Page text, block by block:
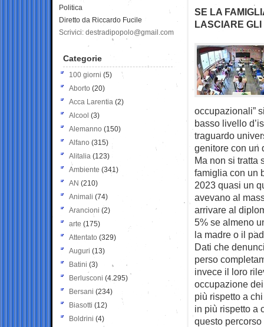
SE LA
LASCIARE
occupazionali”
basso livello
traguardo
genitore con un
Ma non si tratta
famiglia con un
2023 quasi un
avevano al
arrivare al
5% se almeno
la madre o il
Dati che
perso
invece il loro
occupazione
più rispetto a
in più rispetto a
questo
Politica
Diretto da Riccardo Fucile
Scrivici: destradipopolo@gmail.com
Categorie
100 giorni (5)
Aborto (20)
Acca Larentia (2)
Alcool (3)
Alemanno (150)
Alfano (315)
Alitalia (123)
Ambiente (341)
AN (210)
Animali (74)
Arancioni (2)
arte (175)
Attentato (329)
Auguri (13)
Batini (3)
Berlusconi (4.295)
Bersani (234)
Biasotti (12)
Boldrini (4)